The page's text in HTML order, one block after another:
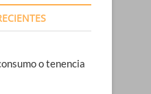
o tenencia